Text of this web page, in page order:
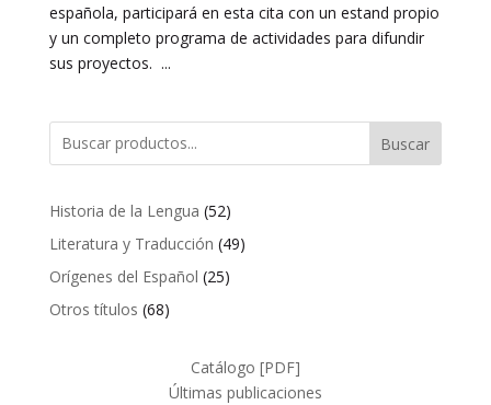
española, participará en esta cita con un estand propio
y un completo programa de actividades para difundir
sus proyectos. ...
Buscar
Historia de la Lengua 5252
productos
Literatura y Traducción 4949
Orígenes del Español 2525
Otros títulos 6868
Catálogo [PDF]
Últimas publicaciones